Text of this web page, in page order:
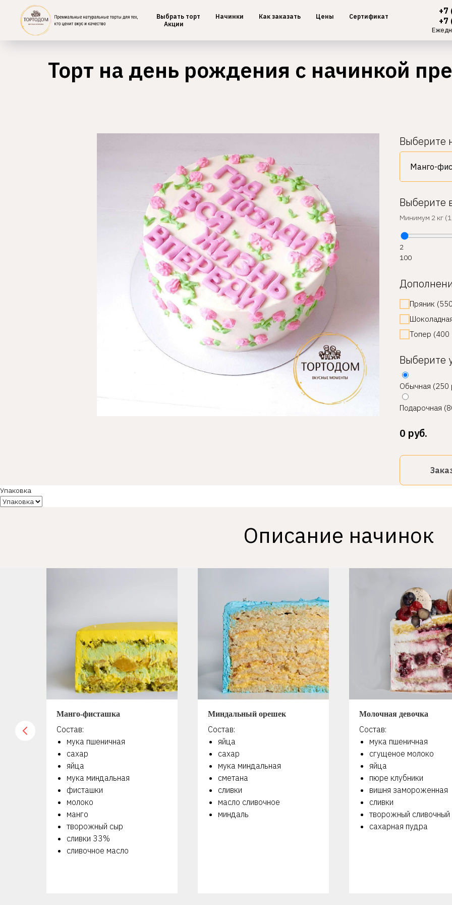
Выбрать торт Начинки Как заказать Цены
Сертификат
Акции
+7
+7
Главная / Детские
Торт на день рождения с начинкой
Выберите
Выберите
Минимум 2 кг
2
100
Пряник
Топер (400
Выберите
Обычная (250
Подарочная
0 руб.
Упаковка
Описание начинок
Манго-фисташка
Состав:
мука пшеничная
сахар
яйца
мука миндальная
фисташки
молоко
манго
творожный сыр
сливки 33%
сливочное масло
Миндальный орешек
Состав:
яйца
сахар
мука миндальная
сметана
сливки
масло сливочное
миндаль
Молочная девочка
Состав:
мука пшеничная
сгущеное молоко
яйца
пюре клубники
вишня замороженная
сливки
творожный
сахарная пудра